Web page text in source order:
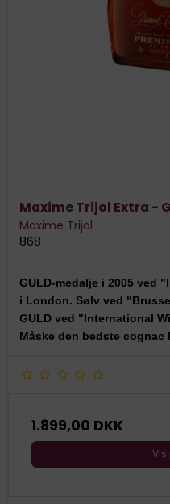
Maxime Trijol Extra -
Maxime Trijol
868
GULD-medalje i 2005 ved
i London. Sølv ved
GULD ved "International
Måske den bedste cognac
1.899,00 DKK